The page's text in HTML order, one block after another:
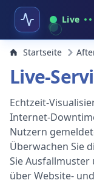
Live
Startseite
Live-
Echtzeit-
Internet-
Nutzern
Überwachen Sie
Sie Ausfallmuster
über Website-